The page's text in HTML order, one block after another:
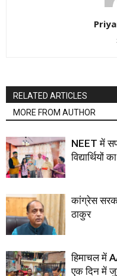
RELATED ARTICLES
MORE FROM AUTHOR
NEET में
विद्यार्थियों
कांग्रेस
ठाकुर
हिमाचल में
एक दिन में